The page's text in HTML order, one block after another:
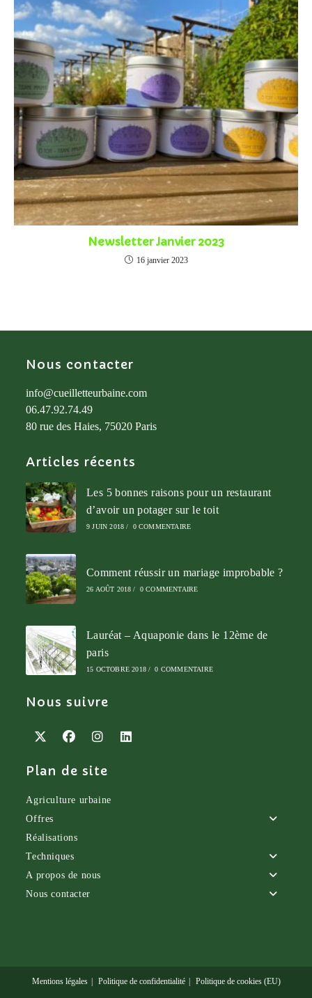
Newsletter Janvier 2023
16 janvier 2023
Nous contacter
info@cueilletteurbaine.com
06.47.92.74.49
80 rue des Haies, 75020 Paris
Articles récents
Les 5 bonnes raisons pour un restaurant
d’avoir un potager sur le toit
9 JUIN 2018 / 0 COMMENTAIRE
Comment réussir un mariage improbable ?
26 AOÛT 2018 / 0 COMMENTAIRE
Lauréat – Aquaponie dans le 12ème de
paris
15 OCTOBRE 2018 / 0 COMMENTAIRE
Nous suivre
dans
nouvel
onglet
dans
nouvel
dans
nouvel
Plan de site
Agriculture urbaine
Offres
Réalisations
Techniques
A propos de nous
Nous contacter
Mentions légales Politique de confidentialité Politique de cookies (EU)